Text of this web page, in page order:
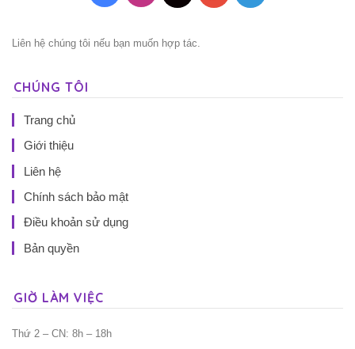
Liên hệ chúng tôi nếu bạn muốn hợp tác.
CHÚNG TÔI
Trang chủ
Giới thiệu
Liên hệ
Chính sách bảo mật
Điều khoản sử dụng
Bản quyền
GIỜ LÀM VIỆC
Thứ 2 – CN: 8h – 18h